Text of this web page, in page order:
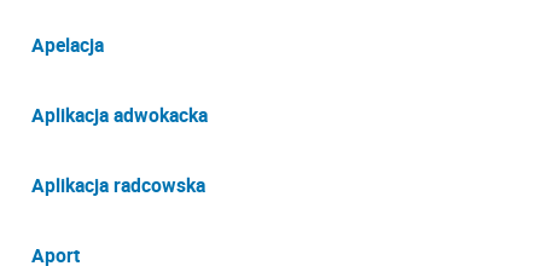
Apelacja
Aplikacja adwokacka
Aplikacja radcowska
Aport